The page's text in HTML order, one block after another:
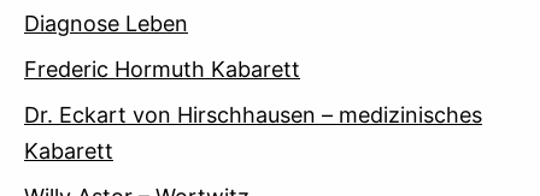
Diagnose Leben
Frederic Hormuth Kabarett
Dr. Eckart von Hirschhausen – medizinisches
Kabarett